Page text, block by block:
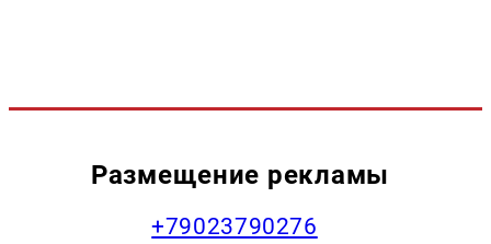
Размещение рекламы
+79023790276